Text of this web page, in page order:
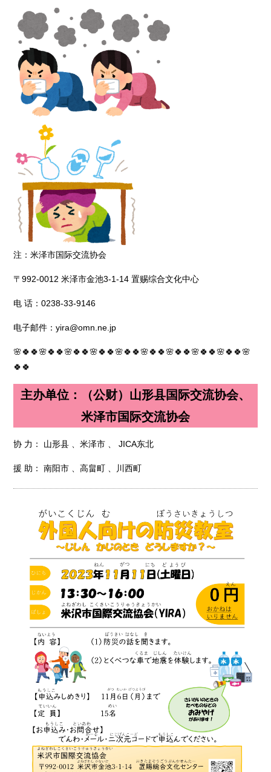
注：米泽市国际交流协会
〒992-0012 米泽市金池3-1-14 置赐综合文化中心
电 话：0238-33-9146
电子邮件：yira@omn.ne.jp
🌸🍀🍀🌸🍀🍀🌸🍀🍀🌸🍀🍀🌸🍀🍀🌸🍀🍀🌸🍀🍀🌸🍀🍀🌸🍀🍀🌸
🍀🍀
主办单位：（公财）山形县国际交流协会、
米泽市国际交流协会
协 力： 山形县 、米泽市 、 JICA东北
援 助： 南阳市 、高畠町 、川西町